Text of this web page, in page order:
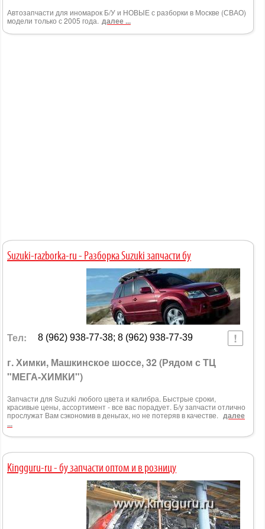
Автозапчасти для иномарок Б/У и НОВЫЕ с разборки в Москве (СВАО)
модели только с 2005 года. далее ...
Suzuki-razborka-ru - Разборка Suzuki запчасти бу
Тел: 8 (962) 938-77-38; 8 (962) 938-77-39
г. Химки, Машкинское шоссе, 32 (Рядом с ТЦ
"МЕГА-ХИМКИ")
Запчасти для Suzuki любого цвета и калибра. Быстрые сроки,
красивые цены, ассортимент - все вас порадует. Б/у запчасти отлично
прослужат Вам сэкономив в деньгах, но не потеряв в качестве. далее
...
Kingguru-ru - бу запчасти оптом и в розницу